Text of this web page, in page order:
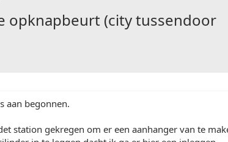
opknapbeurt (city tussendoor
aan begonnen.
station gekregen om er een aanhanger van te